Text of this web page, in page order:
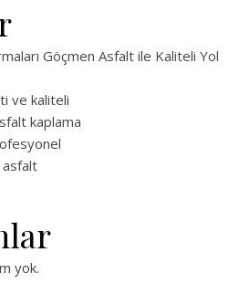
Göçmen Asfalt ile Kaliteli Yol
ve kaliteli
kaplama
asfalt
yok.